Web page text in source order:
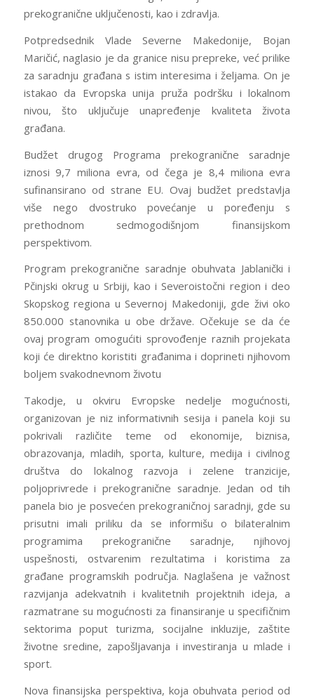
prekogranične uključenosti, kao i zdravlja.
Potpredsednik Vlade Severne Makedonije, Bojan
Maričić, naglasio je da granice nisu prepreke, već prilike
za saradnju građana s istim interesima i željama. On je
istakao da Evropska unija pruža podršku i lokalnom
nivou, što uključuje unapređenje kvaliteta života
građana.
Budžet drugog Programa prekogranične saradnje
iznosi 9,7 miliona evra, od čega je 8,4 miliona evra
sufinansirano od strane EU. Ovaj budžet predstavlja
više nego dvostruko povećanje u poređenju s
prethodnom sedmogodišnjom finansijskom
perspektivom.
Program prekogranične saradnje obuhvata Jablanički i
Pčinjski okrug u Srbiji, kao i Severoistočni region i deo
Skopskog regiona u Severnoj Makedoniji, gde živi oko
850.000 stanovnika u obe države. Očekuje se da će
ovaj program omogućiti sprovođenje raznih projekata
koji će direktno koristiti građanima i doprineti njihovom
boljem svakodnevnom životu
Takodje, u okviru Evropske nedelje mogućnosti,
organizovan je niz informativnih sesija i panela koji su
pokrivali različite teme od ekonomije, biznisa,
obrazovanja, mladih, sporta, kulture, medija i civilnog
društva do lokalnog razvoja i zelene tranzicije,
poljoprivrede i prekogranične saradnje. Jedan od tih
panela bio je posvećen prekograničnoj saradnji, gde su
prisutni imali priliku da se informišu o bilateralnim
programima prekogranične saradnje, njihovoj
uspešnosti, ostvarenim rezultatima i koristima za
građane programskih područja. Naglašena je važnost
razvijanja adekvatnih i kvalitetnih projektnih ideja, a
razmatrane su mogućnosti za finansiranje u specifičnim
sektorima poput turizma, socijalne inkluzije, zaštite
životne sredine, zapošljavanja i investiranja u mlade i
sport.
Nova finansijska perspektiva, koja obuhvata period od